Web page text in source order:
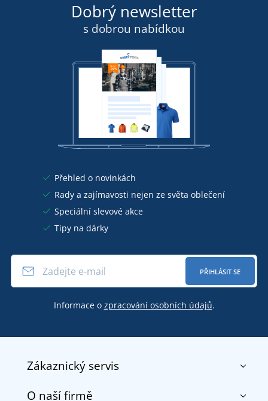
Dobrý newsletter
s dobrou nabídkou
Přehled o novinkách
Rady a zajímavosti nejen ze světa oblečení
Speciální slevové akce
Tipy na dárky
PŘIHLÁSIT SE
Informace o zpracování osobních údajů.
Zákaznický servis
Kontakt
O naší firmě